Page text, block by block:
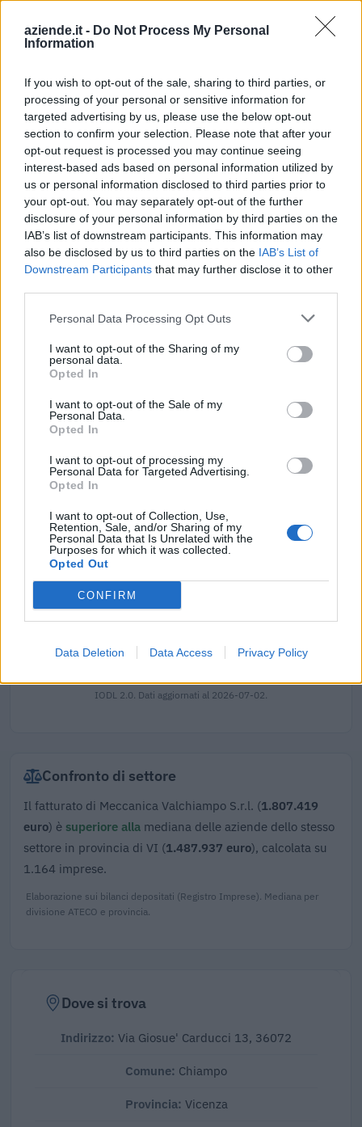
aziende.it - Do Not Process My Personal
Information
If you wish to opt-out of the sale, sharing to third parties, or
processing of your personal or sensitive information for
targeted advertising by us, please use the below opt-out
section to confirm your selection. Please note that after your
opt-out request is processed you may continue seeing
interest-based ads based on personal information utilized by
us or personal information disclosed to third parties prior to
your opt-out. You may separately opt-out of the further
disclosure of your personal information by third parties on the
IAB’s list of downstream participants. This information may
also be disclosed by us to third parties on the IAB’s List of
Downstream Participants that may further disclose it to other
Personal Data Processing Opt Outs
I want to opt-out of the Sharing of my
personal data.
Opted In
I want to opt-out of the Sale of my
Personal Data.
Opted In
I want to opt-out of processing my
Personal Data for Targeted Advertising.
Opted In
I want to opt-out of Collection, Use,
Retention, Sale, and/or Sharing of my
Personal Data that Is Unrelated with the
Purposes for which it was collected.
Opted Out
CONFIRM
Data Deletion Data Access Privacy Policy
per l'assunzione di giovani lavoratori ( art. 1 comma 10-15
L. 178/
7.080 euro
2025-12-12
Fondo di garanzia per le piccole e medie imprese
Banca del Mezzogiorno MedioCredito Centrale S.p.A.
50.000 euro
2025-12-12
Fondo di garanzia per le piccole e medie imprese
Banca del Mezzogiorno MedioCredito Centrale S.p.A.
5.000 euro
Banca del Mezzogiorno MedioCredito Centrale S.p.A.
2025-06-06
Banca del Mezzogiorno MedioCredito Centrale S.p.A.
50.823 euro
2025-05-12
Nuova Sabatini - Finanziamenti per l'acquisto di
nuovi macchinari, impianti e attrezzature da parte delle
piccole e medi
Ministero delle Imprese e del Made in Italy -
Dipartimento per le politiche per
12.615 euro
2025-04-03
Avviso Pubblico ISI 2023
130.000 euro
IODL 2.0. Dati aggiornati al 2026-07-02.
Confronto di settore
Il fatturato di Meccanica Valchiampo S.r.l. (1.807.419
euro) è superiore alla mediana delle aziende dello stesso
settore in provincia di VI (1.487.937 euro), calcolata su
1.164 imprese.
Elaborazione sui bilanci depositati (Registro Imprese). Mediana per
divisione ATECO e provincia.
Dove si trova
Indirizzo: Via Giosue' Carducci 13, 36072
Comune: Chiampo
Provincia: Vicenza